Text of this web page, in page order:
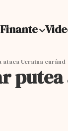
Finante
ataca Ucraina curând